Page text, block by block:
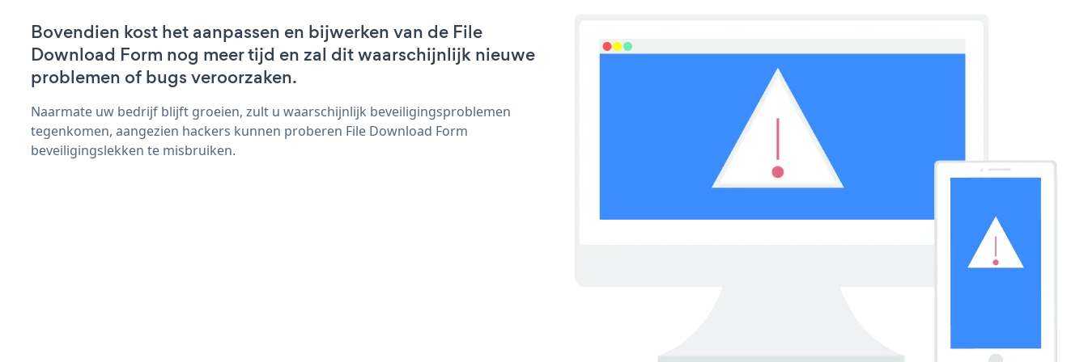
Bovendien kost het aanpassen en bijwerken van de File
Download Form nog meer tijd en zal dit waarschijnlijk nieuwe
problemen of bugs veroorzaken.
Naarmate uw bedrijf blijft groeien, zult u waarschijnlijk beveiligingsproblemen
tegenkomen, aangezien hackers kunnen proberen File Download Form
beveiligingslekken te misbruiken.